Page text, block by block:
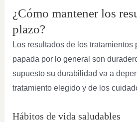
¿Cómo mantener los
plazo?
Los resultados de los tratamientos
papada por lo general son
supuesto su durabilidad va a
tratamiento elegido y de los
Hábitos de vida saludables